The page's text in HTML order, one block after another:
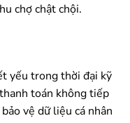
chợ chật chội.
yếu trong thời đại kỹ
toán không tiếp
vệ dữ liệu cá nhân